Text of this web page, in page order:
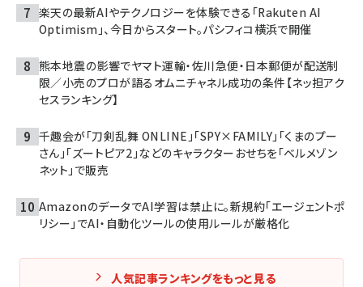
楽天の最新AIやテクノロジーを体験できる「Rakuten AI
Optimism」、今日からスタート。パシフィコ横浜で開催
熊本地震の影響でヤマト運輸・佐川急便・日本郵便が配送制
限／小売のプロが語るオムニチャネル成功の条件【ネッ担アク
セスランキング】
千趣会が「刀剣乱舞 ONLINE」「SPY×FAMILY」「くまのプー
さん」「ズートピア2」などのキャラクターおせちを「ベルメゾン
ネット」で販売
AmazonのデータでAI学習は禁止に。新規約「エージェントポ
リシー」でAI・自動化ツールの使用ルールが厳格化
人気記事ランキングをもっと見る